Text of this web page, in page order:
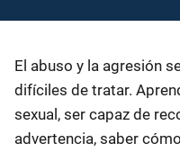
Description
El abuso y la agresión
difíciles de tratar.
sexual, ser capaz de
advertencia, saber